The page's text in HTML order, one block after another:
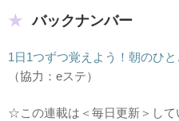
バックナンバー
1日1つずつ覚えよう！朝のひ
（協力：eステ）
☆この連載は＜毎日更新＞し